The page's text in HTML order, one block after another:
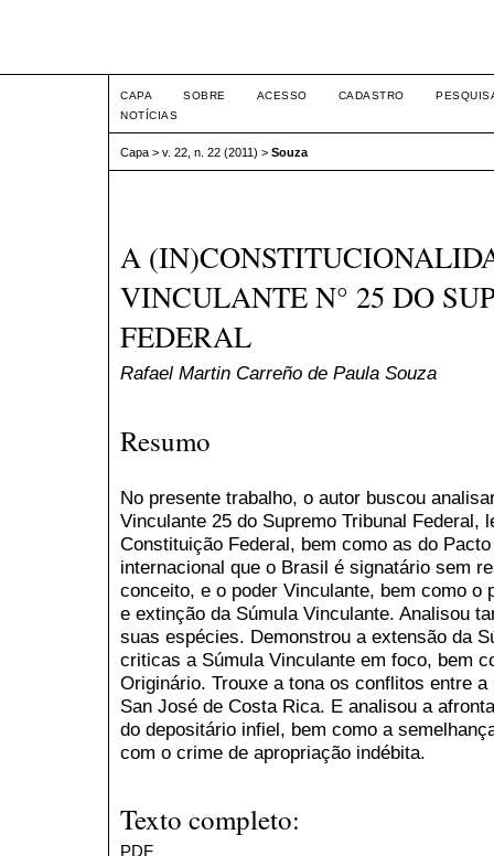
CAPA SOBRE ACESSO CADASTRO
NOTÍCIAS
Capa > v. 22, n. 22 (2011) > Souza
A
VINCULANTE N° 25 DO
FEDERAL
Rafael Martin Carreño de Paula Souza
Resumo
No presente trabalho, o autor buscou
Vinculante 25 do Supremo Tribunal Federal,
Constituição Federal, bem como as do
internacional que o Brasil é signatário sem
conceito, e o poder Vinculante, bem como o
e extinção da Súmula Vinculante. Analisou
suas espécies. Demonstrou a extensão da
criticas a Súmula Vinculante em foco, bem
Originário. Trouxe a tona os conflitos entre
San José de Costa Rica. E analisou a
do depositário infiel, bem como a
com o crime de apropriação indébita.
Texto completo:
PDF